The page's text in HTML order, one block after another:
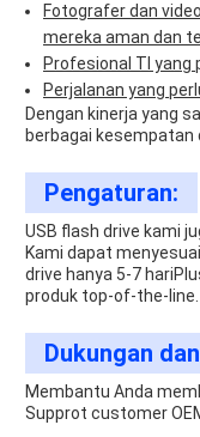
Fotografer dan
mereka aman dan
Profesional TI yang
Perjalanan yang
Dengan kinerja yang
berbagai kesempatan
Pengaturan:
USB flash drive kami
Kami dapat
drive hanya 5-7
produk top-of-the-line.
Dukungan
Membantu Anda
Supprot customer